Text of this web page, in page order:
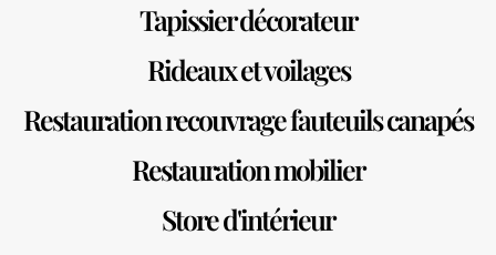
Tapissier décorateur
Rideaux et voilages
Restauration recouvrage fauteuils canapés
Restauration mobilier
Store d'intérieur